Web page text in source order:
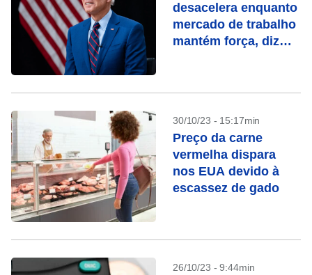
desacelera enquanto
mercado de trabalho
mantém força, diz
30/10/23 - 15:17min
Preço da carne
vermelha dispara
nos EUA devido à
escassez de gado
26/10/23 - 9:44min